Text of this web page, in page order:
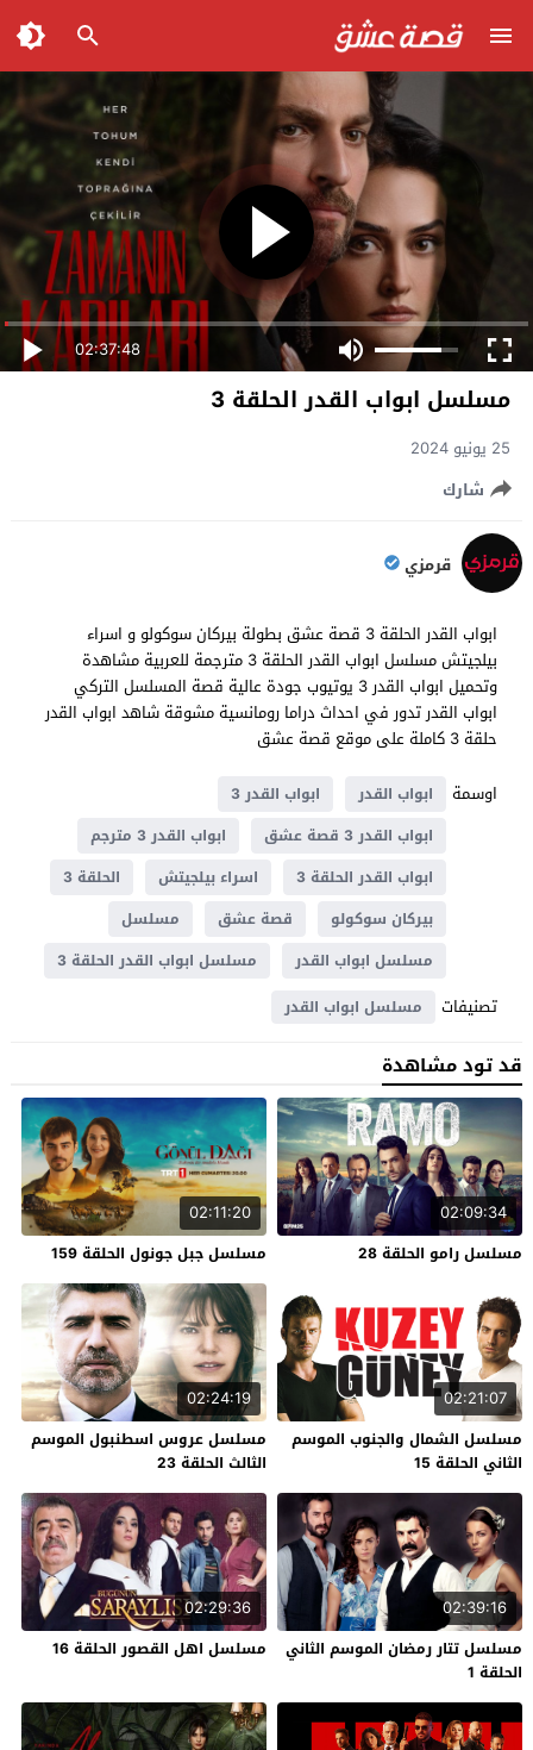
02:37:48
مسلسل ابواب القدر الحلقة 3
25 يونيو 2024
شارك
قرمزي
ابواب القدر الحلقة 3 قصة عشق بطولة بيركان سوكولو و اسراء
بيلجيتش مسلسل ابواب القدر الحلقة 3 مترجمة للعربية مشاهدة
وتحميل ابواب القدر 3 يوتيوب جودة عالية قصة المسلسل التركي
ابواب القدر تدور في احداث دراما ​​رومانسية مشوقة شاهد ابواب القدر
حلقة 3 كاملة على موقع قصة عشق
اوسمة
ابواب القدر
ابواب القدر 3
ابواب القدر 3 قصة عشق
ابواب القدر 3 مترجم
ابواب القدر الحلقة 3
اسراء بيلجيتش
الحلقة 3
بيركان سوكولو
قصة عشق
مسلسل
مسلسل ابواب القدر
مسلسل ابواب القدر الحلقة 3
تصنيفات مسلسل ابواب القدر
قد تود مشاهدة
02:09:34
مسلسل رامو الحلقة 28
02:11:20
مسلسل جبل جونول الحلقة 159
02:21:07
مسلسل الشمال والجنوب الموسم
الثاني الحلقة 15
02:24:19
مسلسل عروس اسطنبول الموسم
الثالث الحلقة 23
02:39:16
مسلسل تتار رمضان الموسم الثاني
الحلقة 1
02:29:36
مسلسل اهل القصور الحلقة 16